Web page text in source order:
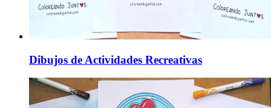
Dibujos de Actividades Recreativas